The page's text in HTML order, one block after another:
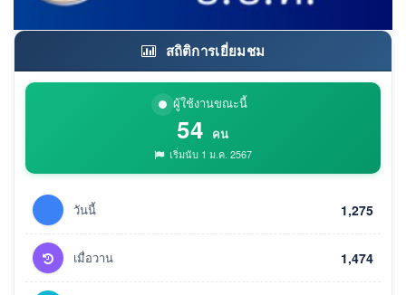
สถิติการเยี่ยมชม
ผู้ใช้งานขณะนี้
54 คน
เริ่มนับ 1 ม.ค. 2567
วันนี้ 1,275
เมื่อวาน 1,474